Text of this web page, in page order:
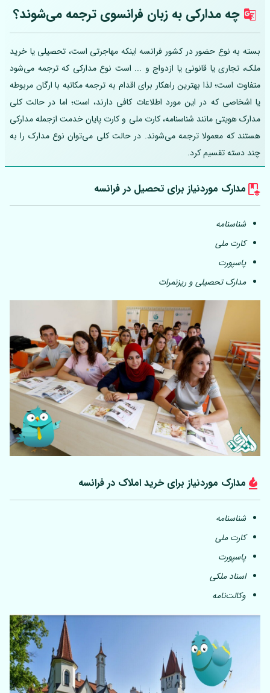
چه مدارکی به زبان فرانسوی ترجمه می‌شوند؟
بسته به نوع حضور در کشور فرانسه اینکه مهاجرتی است، تحصیلی یا خرید
ملک، تجاری یا قانونی یا ازدواج و ... است نوع مدارکی که ترجمه می‌شود
متفاوت است؛ لذا بهترین راهکار برای اقدام به ترجمه مکاتبه با ارگان مربوطه
یا اشخاصی که در این مورد اطلاعات کافی دارند، است؛ اما در حالت کلی
مدارک هویتی مانند شناسنامه، کارت ملی و کارت پایان خدمت ازجمله مدارکی
هستند که معمولا ترجمه می‌شوند. در حالت کلی می‌توان نوع مدارک را به
چند دسته تقسیم کرد.
مدارک موردنیاز برای تحصیل در فرانسه
شناسنامه
کارت ملی
پاسپورت
مدارک تحصیلی و ریزنمرات
مدارک موردنیاز برای خرید املاک در فرانسه
شناسنامه
کارت ملی
پاسپورت
اسناد ملکی
وکالت‌نامه